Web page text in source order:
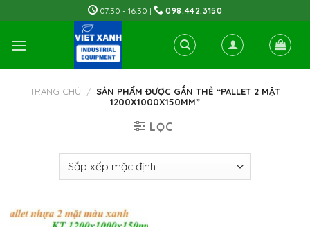
to
content
07:30 - 16:30 | 098.442.3150
TRANG CHỦ / SẢN PHẨM ĐƯỢC GẮN THẺ “PALLET 2 MẶT
1200X1000X150MM”
LỌC